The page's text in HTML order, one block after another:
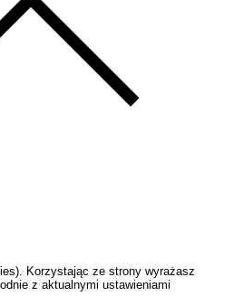
Korzystając ze strony wyrażasz
z aktualnymi ustawieniami